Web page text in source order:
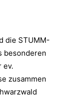
die STUMM-
besonderen
ev.
zusammen